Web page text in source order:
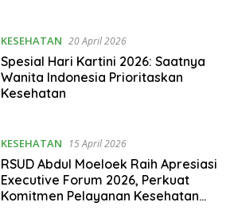
KESEHATAN 20 April 2026
Spesial Hari Kartini 2026: Saatnya
Wanita Indonesia Prioritaskan
Kesehatan
KESEHATAN 15 April 2026
RSUD Abdul Moeloek Raih Apresiasi
Executive Forum 2026, Perkuat
Komitmen Pelayanan Kesehatan